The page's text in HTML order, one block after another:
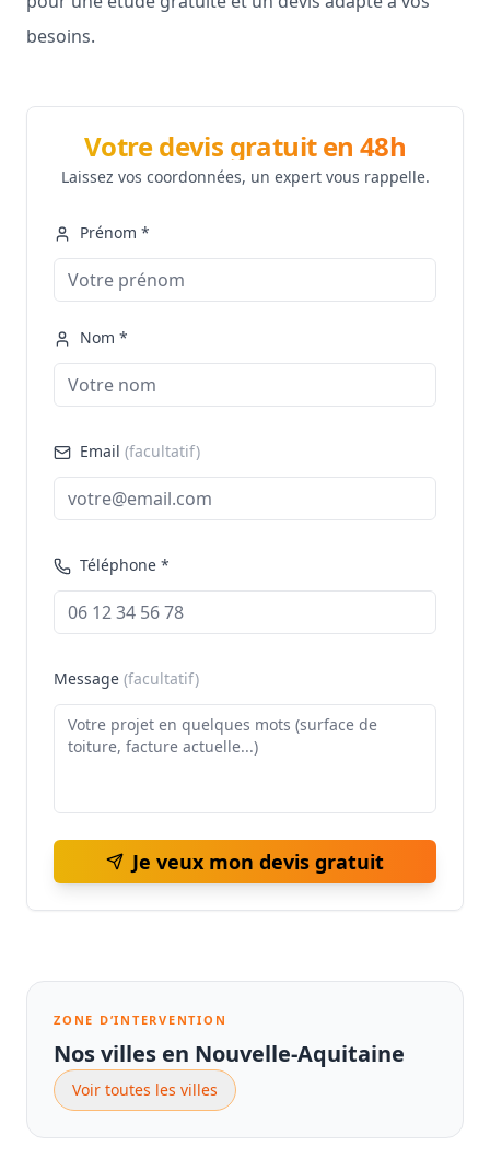
besoins.
Votre devis gratuit en 48h
Laissez vos coordonnées, un expert vous rappelle.
Prénom *
Nom *
Email (facultatif)
Téléphone *
Message (facultatif)
Je veux mon devis gratuit
ZONE D’INTERVENTION
Nos villes en Nouvelle-Aquitaine
Voir toutes les villes